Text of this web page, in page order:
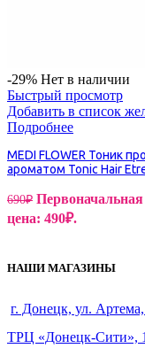
-29% Нет в наличии
Быстрый просмотр
Добавить в список
Подробнее
MEDI FLOWER Тоник
ароматом Tonic Hair
690₽ Первоначальная
цена: 490₽.
НАШИ МАГАЗИНЫ
г. Донецк, ул.
ТРЦ «Донецк-Сити»,